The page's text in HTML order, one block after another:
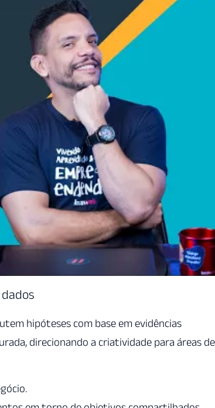
hipóteses com base em evidências
direcionando a criatividade para áreas de